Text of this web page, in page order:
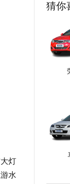
灯
水
猜你